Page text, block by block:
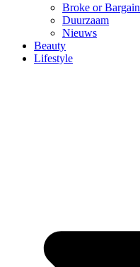
Broke or Bargain
Duurzaam
Nieuws
Beauty
Lifestyle